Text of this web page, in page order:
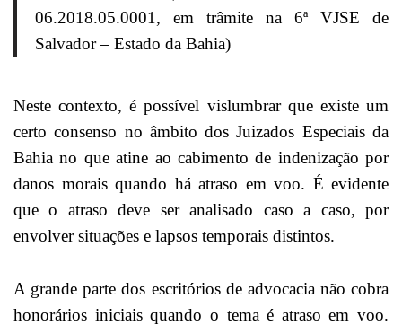
06.2018.05.0001, em trâmite na 6ª VJSE de
Salvador – Estado da Bahia)
Neste contexto, é possível vislumbrar que existe um
certo consenso no âmbito dos Juizados Especiais da
Bahia no que atine ao cabimento de indenização por
danos morais quando há atraso em voo. É evidente
que o atraso deve ser analisado caso a caso, por
envolver situações e lapsos temporais distintos.
A grande parte dos escritórios de advocacia não cobra
honorários iniciais quando o tema é atraso em voo.